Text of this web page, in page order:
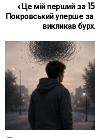
«Це мій перший за
Покровський уперше за
викликав